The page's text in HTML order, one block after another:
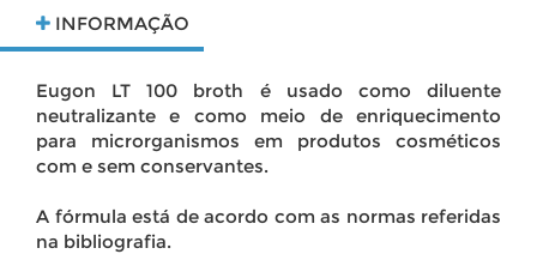
INFORMAÇÃO
Eugon LT 100 broth é usado como diluente
neutralizante e como meio de enriquecimento
para microrganismos em produtos cosméticos
com e sem conservantes.
A fórmula está de acordo com as normas referidas
na bibliografia.